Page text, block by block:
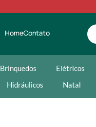
HomeContato
Brinquedos Elétricos
Hidráulicos Natal